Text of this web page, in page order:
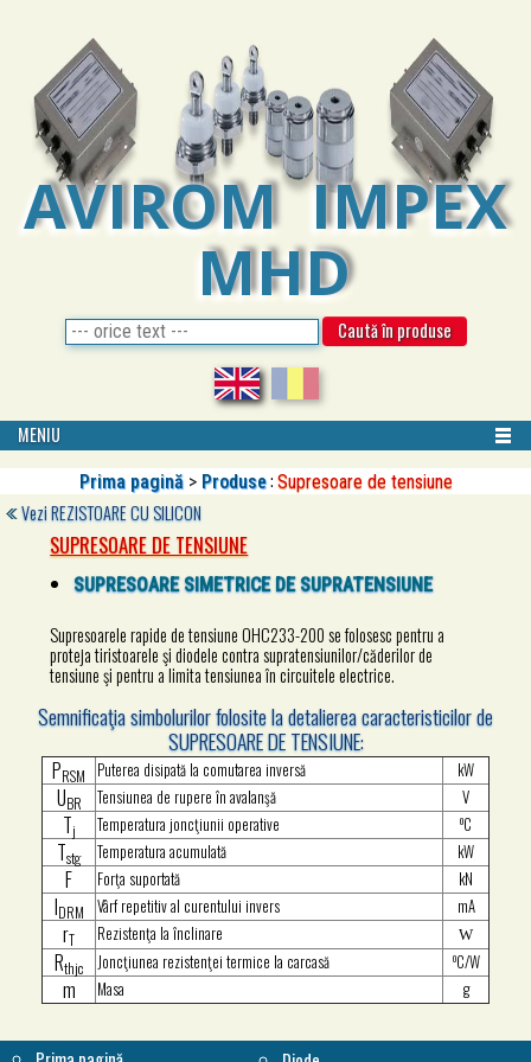
AVIROM IMPEX
MHD
MENIU
Prima pagină> Produse: Supresoare de tensiune
VeziREZISTOARE CU SILICON
SUPRESOARE DE TENSIUNE
SUPRESOARE SIMETRICE DE SUPRATENSIUNE
Supresoarele rapide de tensiune OHC233-200 se folosesc pentru a
proteja tiristoarele şi diodele contra supratensiunilor/căderilor de
tensiune şi pentru a limita tensiunea în circuitele electrice.
Semnificaţia simbolurilor folosite la detalierea caracteristicilor de
SUPRESOARE DE TENSIUNE:
PRSM Puterea disipată la comutarea inversă kW
UBR Tensiunea de rupere în avalanşă V
Tj Temperatura joncţiunii operative oC
Tstg Temperatura acumulată kW
F Forţa suportată kN
IDRM Vârf repetitiv al curentului invers mA
rT Rezistenţa la înclinare W
Rthjc Joncţiunea rezistenţei termice la carcasă oC/W
m Masa g